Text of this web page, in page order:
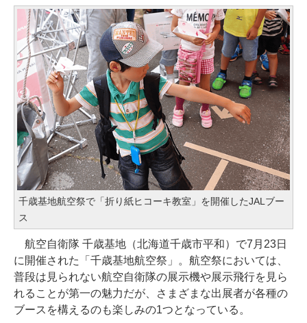
千歳基地航空祭で「折り紙ヒコーキ教室」を開催したJALブー
ス
航空自衛隊 千歳基地（北海道千歳市平和）で7月23日
に開催された「千歳基地航空祭」。航空祭においては、
普段は見られない航空自衛隊の展示機や展示飛行を見ら
れることが第一の魅力だが、さまざまな出展者が各種の
ブースを構えるのも楽しみの1つとなっている。